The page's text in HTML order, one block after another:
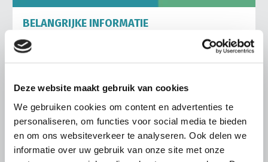
Deze website maakt gebruik van cookies
We gebruiken cookies om content en advertenties te
personaliseren, om functies voor social media te bieden
en om ons websiteverkeer te analyseren. Ook delen we
informatie over uw gebruik van onze site met onze
BELANGRIJKE INFORMATIE
6 AUGUSTUS 2026
LTO sluit aan bij demonstratie tegen
pluimveehouders
ZLTO, LLTB, LTO Noord en LTO Nederland roepen hun
leden op om op vrijdagochtend 14 augustus massaal naar
het voorplein van het provinciehuis in Den Bosch te
komen…